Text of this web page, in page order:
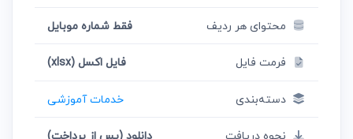
محتوای هر ردیف
فقط شماره موبایل
فرمت فایل
فایل اکسل (xlsx)
دسته‌بندی
خدمات آموزشی